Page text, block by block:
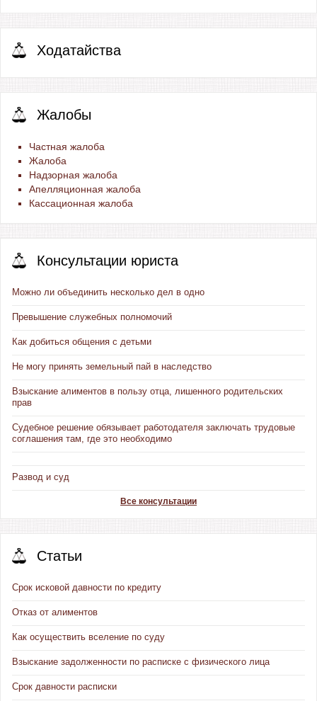
Ходатайства
Жалобы
Частная жалоба
Жалоба
Надзорная жалоба
Апелляционная жалоба
Кассационная жалоба
Консультации юриста
Можно ли объединить несколько дел в одно
Превышение служебных полномочий
Как добиться общения с детьми
Не могу принять земельный пай в наследство
Взыскание алиментов в пользу отца, лишенного родительских
прав
Судебное решение обязывает работодателя заключать трудовые
соглашения там, где это необходимо
Развод и суд
Все консультации
Статьи
Срок исковой давности по кредиту
Отказ от алиментов
Как осуществить вселение по суду
Взыскание задолженности по расписке с физического лица
Срок давности расписки